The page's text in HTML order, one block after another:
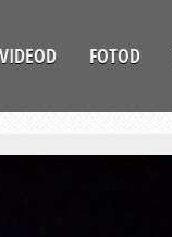
VIDEOD FOTOD